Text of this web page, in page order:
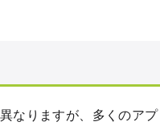
なりますが、多くのア